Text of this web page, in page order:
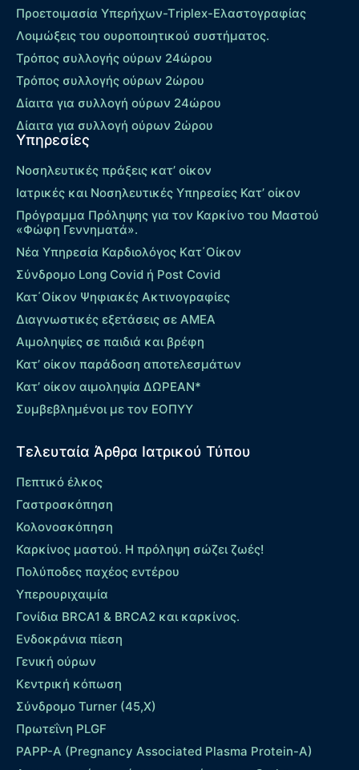
Προετοιμασία Υπερήχων-Τriplex-Ελαστογραφίας
Λοιμώξεις του ουροποιητικού συστήματος.
Τρόπος συλλογής ούρων 24ώρου
Τρόπος συλλογής ούρων 2ώρου
Δίαιτα για συλλογή ούρων 24ώρου
Δίαιτα για συλλογή ούρων 2ώρου
Υπηρεσίες
Νοσηλευτικές πράξεις κατ’ οίκον
Ιατρικές και Νοσηλευτικές Υπηρεσίες Κατ’ οίκον
Πρόγραμμα Πρόληψης για τον Καρκίνο του Μαστού
«Φώφη Γεννηματά».
Νέα Υπηρεσία Καρδιολόγος Kατ΄Οίκον
Σύνδρομο Long Covid ή Post Covid
Κατ΄Οίκον Ψηφιακές Ακτινογραφίες
Διαγνωστικές εξετάσεις σε ΑΜΕΑ
Αιμοληψίες σε παιδιά και βρέφη
Κατ’ οίκον παράδοση αποτελεσμάτων
Κατ’ οίκον αιμοληψία ΔΩΡΕΑΝ*
Συμβεβλημένοι με τον ΕΟΠΥΥ
Τελευταία Άρθρα Ιατρικού Τύπου
Πεπτικό έλκος
Γαστροσκόπηση
Κολονοσκόπηση
Καρκίνος μαστού. Η πρόληψη σώζει ζωές!
Πολύποδες παχέος εντέρου
Yπερουριχαιμία
Γονίδια BRCA1 & BRCA2 και καρκίνος.
Ενδοκράνια πίεση
Γενική ούρων
Κεντρική κόπωση
Σύνδρομο Turner (45,X)
Πρωτεΐνη PLGF
PAPP-A (Pregnancy Associated Plasma Protein-A)